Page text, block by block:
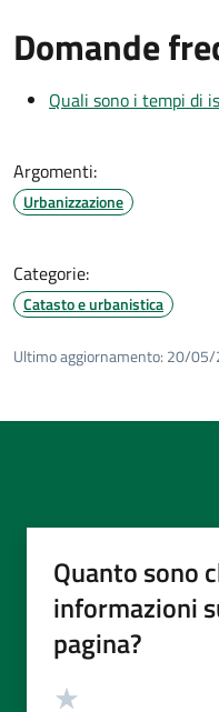
Domande
Quali sono i tempi di
Argomenti:
Urbanizzazione
Categorie:
Catasto e urbanistica
Ultimo aggiornamento: 20/05/
Quanto sono
informazioni
pagina?
Valutazione